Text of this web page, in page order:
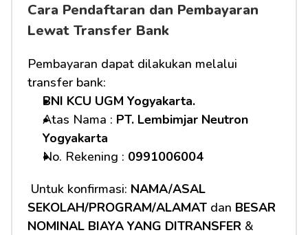
Cara Pendaftaran dan Pembayaran
Lewat Transfer Bank
Pembayaran dapat dilakukan melalui
transfer bank:
BNI KCU UGM Yogyakarta.
Atas Nama : PT. Lembimjar Neutron
Yogyakarta
No. Rekening : 0991006004
Untuk konfirmasi: NAMA/ASAL
SEKOLAH/PROGRAM/ALAMAT dan BESAR
NOMINAL BIAYA YANG DITRANSFER